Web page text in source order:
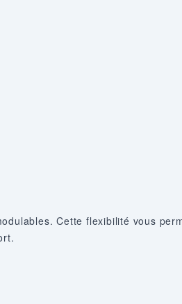
Cette flexibilité vous